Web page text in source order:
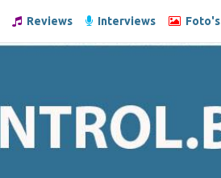
Reviews Interviews Foto's